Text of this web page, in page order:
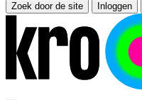
Zoek door de site Inloggen